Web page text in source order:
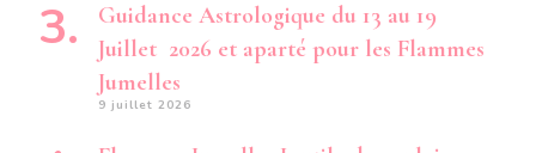
Guidance Astrologique du 13 au 19
Juillet 2026 et aparté pour les Flammes
Jumelles
9 juillet 2026